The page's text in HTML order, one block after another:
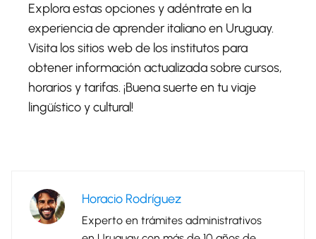
Explora estas opciones y adéntrate en la
experiencia de aprender italiano en Uruguay.
Visita los sitios web de los institutos para
obtener información actualizada sobre cursos,
horarios y tarifas. ¡Buena suerte en tu viaje
lingüístico y cultural!
Horacio Rodríguez
Experto en trámites administrativos